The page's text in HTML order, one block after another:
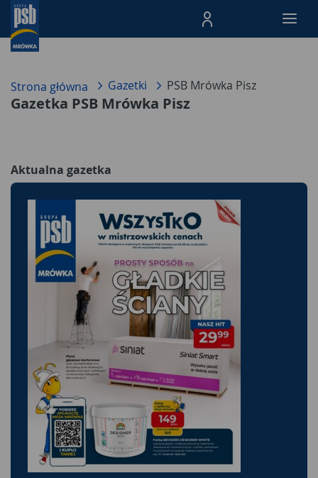
Menu Produktów,
Strona główna Gazetki PSB Mrówka Pisz
Gazetka PSB Mrówka Pisz
Aktualna gazetka